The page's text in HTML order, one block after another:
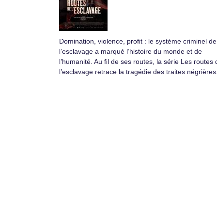
Domination, violence, profit : le système criminel de
l’esclavage a marqué l’histoire du monde et de
l’humanité. Au fil de ses routes, la série Les routes
l’esclavage retrace la tragédie des traites